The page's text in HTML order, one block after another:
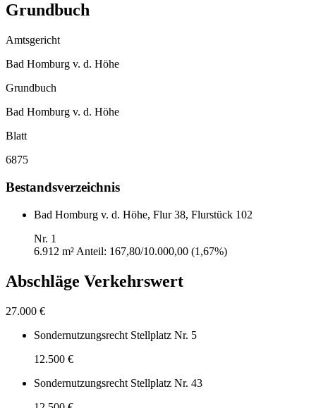
Grundbuch
Amtsgericht
Bad Homburg v. d. Höhe
Grundbuch
Bad Homburg v. d. Höhe
Blatt
6875
Bestandsverzeichnis
Bad Homburg v. d. Höhe, Flur 38, Flurstück 102
Nr. 1
6.912 m² Anteil: 167,80/10.000,00 (1,67%)
Abschläge Verkehrswert
27.000 €
Sondernutzungsrecht Stellplatz Nr. 5
12.500 €
Sondernutzungsrecht Stellplatz Nr. 43